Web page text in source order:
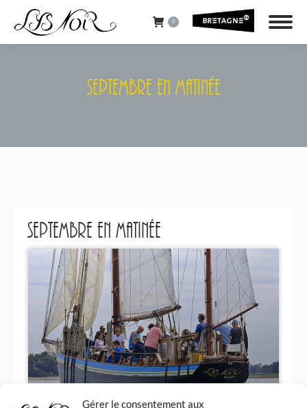
Gérer le consentement aux
0
Septembre En Matinée
Septembre en matinée